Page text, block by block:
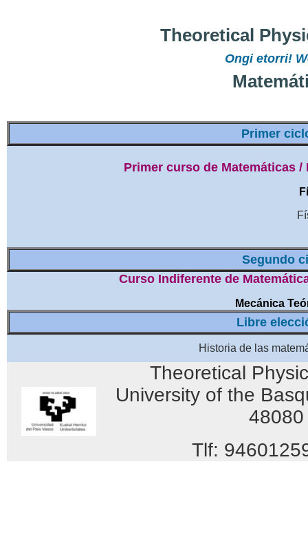
Theoretical
Ongi etorri!
Primer
Primer curso de Matemáticas
Segundo
Curso Indiferente de
Mecánica
Libre
Historia de las
Theoretical
University of the
Tlf: